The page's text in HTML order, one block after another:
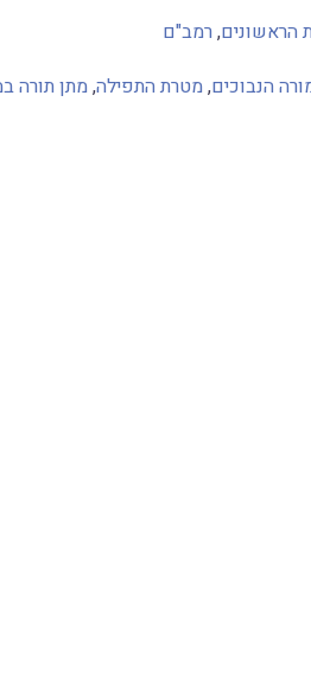
הראשונים,רמב"ם
הנבוכים,מטרת התפילה,מתן תורה